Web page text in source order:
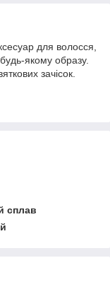
для волосся,
якому образу.
зачісок.
сплав